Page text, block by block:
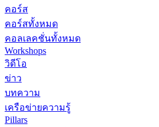
คอร์ส
คอร์สทั้งหมด
คอลเลคชั่นทั้งหมด
Workshops
วิดีโอ
ข่าว
บทความ
เครือข่ายความรู้
Pillars